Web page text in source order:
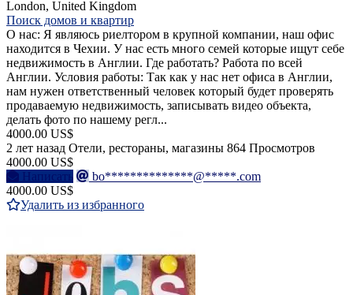
London, United Kingdom
Поиск домов и квартир
О нас: Я являюсь риелтором в крупной компании, наш офис
находится в Чехии. У нас есть много семей которые ищут себе
недвижимость в Англии. Где работать? Работа по всей
Англии. Условия работы: Так как у нас нет офиса в Англии,
нам нужен ответственный человек который будет проверять
продаваемую недвижимость, записывать видео объекта,
делать фото по нашему регл...
4000.00 US$
2 лет назад Отели, рестораны, магазины 864 Просмотров
4000.00 US$
Написать
bo**************@*****.com
4000.00 US$
Удалить из избранного